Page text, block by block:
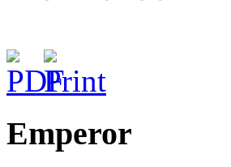
Emperor